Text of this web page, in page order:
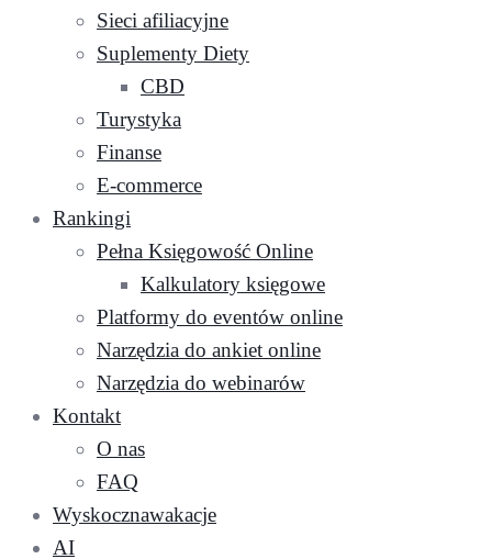
Sieci afiliacyjne
Suplementy Diety
CBD
Turystyka
Finanse
E-commerce
Rankingi
Pełna Księgowość Online
Kalkulatory księgowe
Platformy do eventów online
Narzędzia do ankiet online
Narzędzia do webinarów
Kontakt
O nas
FAQ
Wyskocznawakacje
AI